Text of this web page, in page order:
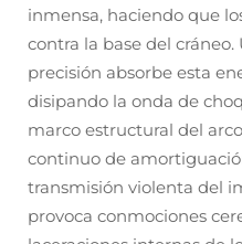
inmensa, haciendo que
contra la base del
precisión absorbe esta
disipando la onda de
marco estructural del
continuo de
transmisión violenta del
provoca conmociones